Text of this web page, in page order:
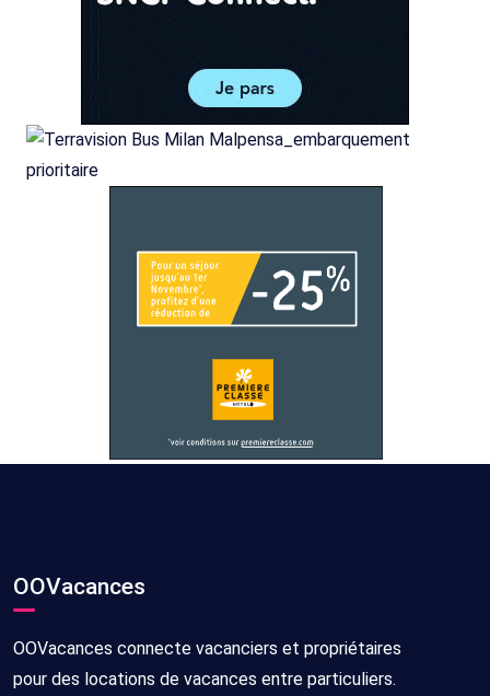
OOVacances
OOVacances connecte vacanciers et propriétaires
pour des locations de vacances entre particuliers.